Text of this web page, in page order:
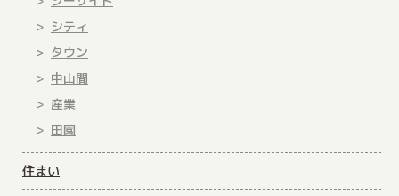
シティ
タウン
中山間
産業
田園
住まい